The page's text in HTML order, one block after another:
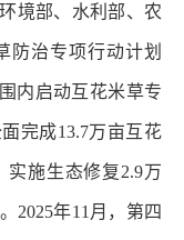
境部、水利部、农
防治专项行动计划
内启动互花米草专
完成13.7万亩互花
施生态修复2.9万
2025年11月，第四